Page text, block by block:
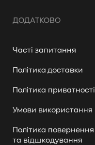
ДОДАТКОВО
Часті запитання
Політика доставки
Політика приватності
Умови використання
Політика повернення
та відшкодування